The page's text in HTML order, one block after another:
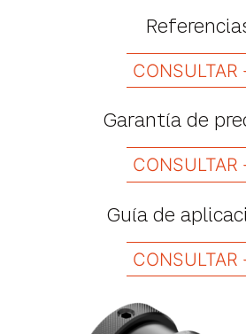
CONSULTAR
Garantía de
CONSULTAR
Guía de
CONSULTAR